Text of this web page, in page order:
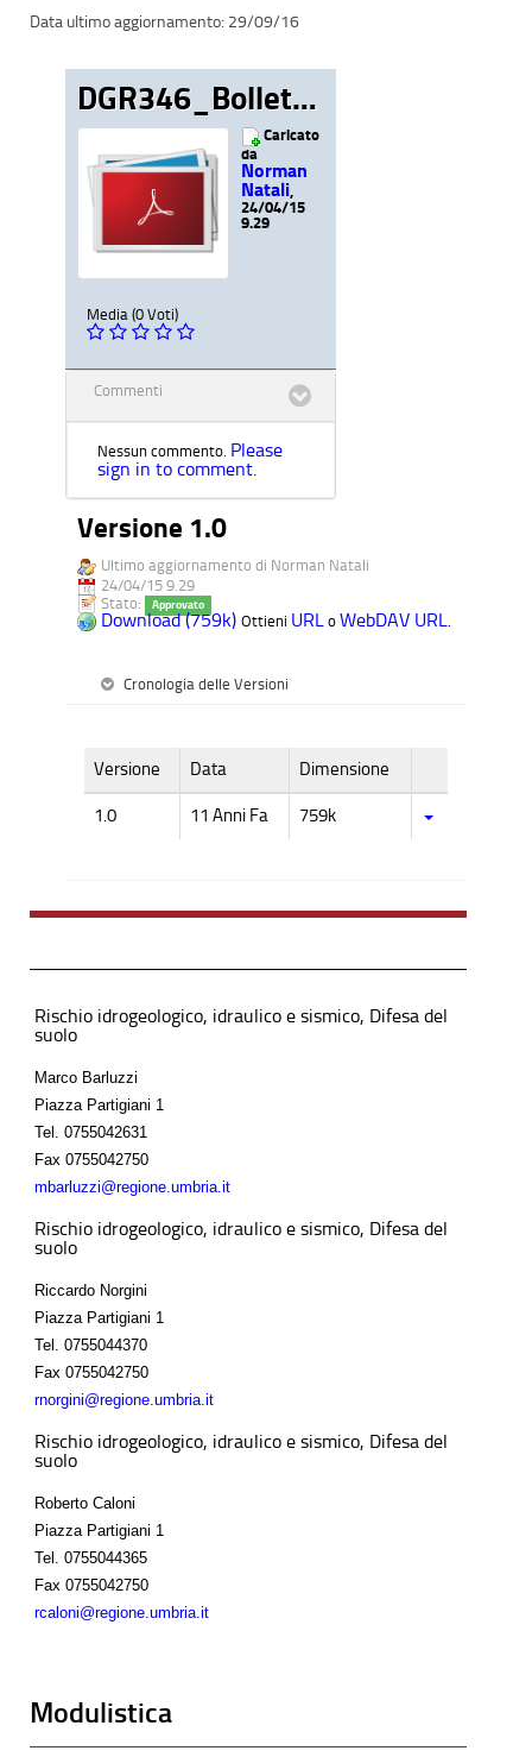
29/09/16
DGR346_Bollettino
Caricato
da
Norman
Natali
24/04/15
9.29
Media (0 Voti)
Commenti
Nessun commento. Please
sign in to comment.
Versione 1.0
Ultimo aggiornamento di Norman Natali
24/04/15 9.29
Stato:
Approvato
Download (759k) Ottieni URL o WebDAV URL.
Cronologia delle Versioni
Versione Data Dimensione
1.0 11 Anni Fa 759k
Rischio idrogeologico, idraulico e sismico, Difesa del
suolo
Marco Barluzzi
Piazza Partigiani 1
Tel.
0755042631
Fax 0755042750
mbarluzzi@regione.umbria.it
Rischio idrogeologico, idraulico e sismico, Difesa del
suolo
Riccardo Norgini
Piazza Partigiani 1
Tel.
0755044370
Fax 0755042750
rnorgini@regione.umbria.it
Rischio idrogeologico, idraulico e sismico, Difesa del
suolo
Roberto Caloni
Piazza Partigiani 1
Tel.
0755044365
Fax 0755042750
rcaloni@regione.umbria.it
Modulistica